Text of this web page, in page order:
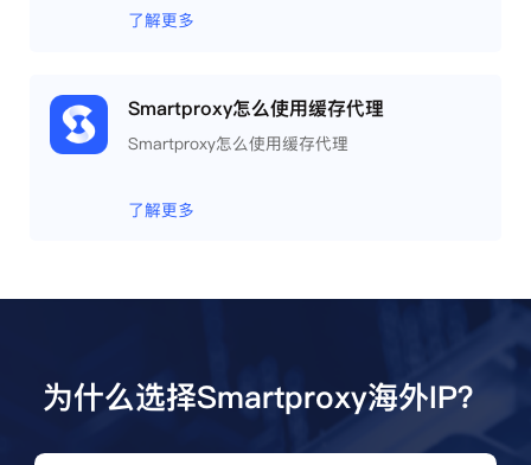
了解更多
Smartproxy怎么使用缓存代理
Smartproxy怎么使用缓存代理
了解更多
为什么选择Smartproxy海外IP？